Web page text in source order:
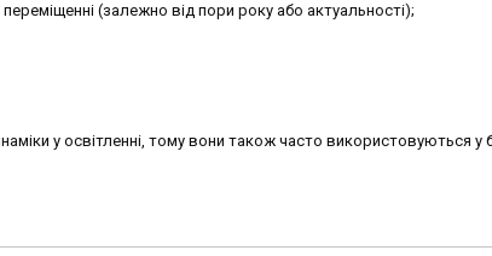
переміщенні (залежно від пори року або актуальності);
у освітленні, тому вони також часто використовуються у